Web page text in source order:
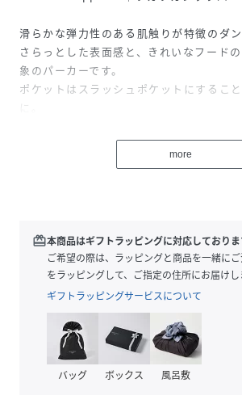
滑らかな弾力性のある肌触りが特徴のダン
さらっとした表面感と、きれいなフード
象のパーカーです。
ポケットはスラッシュポケットにするこ
綿のナチュラル感もありながら、きれい
り、様々なシーン・ゾーンで対応できる
--------------------------------------
透け感：なし
裏地：なし
伸縮性：あり
光沢感：なし
more
redeem本商品はギフトラッピングに対応しておりま
ご希望の際は、ラッピングと商品を一緒に
をラッピングして、ご指定の住所にお届けし
ギフトラッピングサービスについて
バッグ ボックス 風呂敷